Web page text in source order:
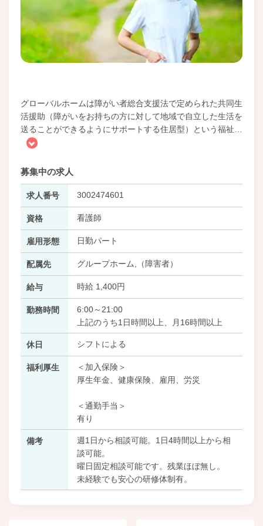
グローバルホームは障がい者総合支援法で定められた共同生
活援助（障がいをお持ちの方に対して地域で自立した生活を
送ることができるようにサポートする住居型）という福祉
募集中の求人
求人番号 3002474601
資格 看護師
雇用形態 日勤パート
配属先 グループホーム,（障害者）
給与 時給 1,400円
勤務時間
6:00～21:00
上記のうち1日時間以上、月16時間以上
休日 シフトによる
福利厚生
＜加入保険＞
厚生年金、健康保険、雇用、労災
＜通勤手当＞
有り
備考
週1日から相談可能。1日4時間以上から相
談可能。
曜日固定相談可能です。残業ほぼ無し。
未経験でも安心の研修体制有。